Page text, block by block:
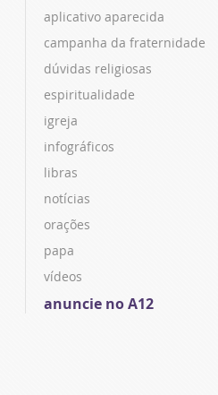
aplicativo aparecida
campanha da fraternidade
dúvidas religiosas
espiritualidade
igreja
infográficos
libras
notícias
orações
papa
vídeos
anuncie no A12